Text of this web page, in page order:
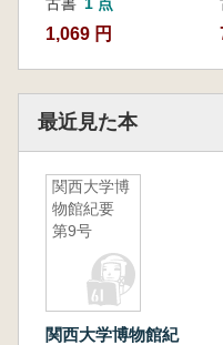
1,069 円
最近見た本
関西大学博
物館紀要
第9号
関西大学博物館紀